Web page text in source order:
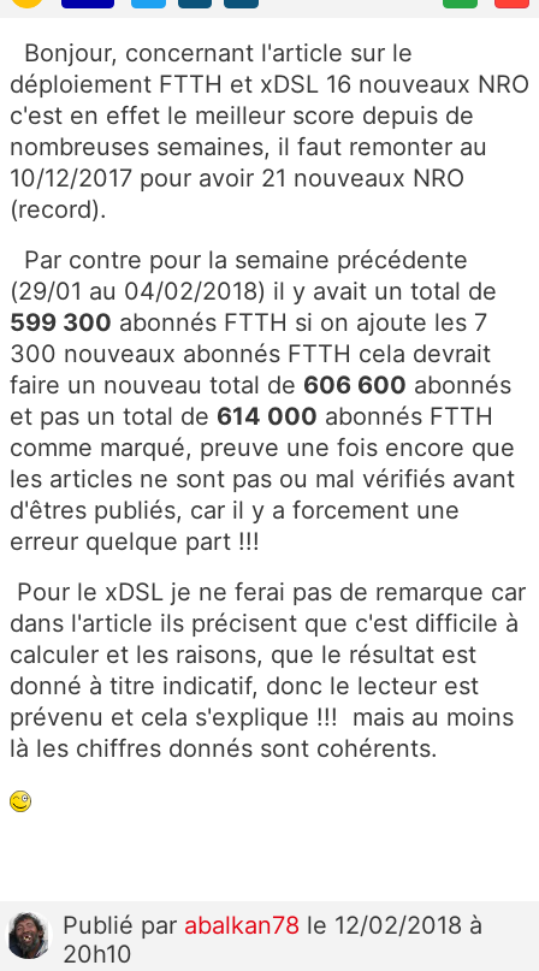
Bonjour, concernant l'article sur le
déploiement FTTH et xDSL 16 nouveaux NRO
c'est en effet le meilleur score depuis de
nombreuses semaines, il faut remonter au
10/12/2017 pour avoir 21 nouveaux NRO
(record).
Par contre pour la semaine précédente
(29/01 au 04/02/2018) il y avait un total de
599 300 abonnés FTTH si on ajoute les 7
300 nouveaux abonnés FTTH cela devrait
faire un nouveau total de 606 600 abonnés
et pas un total de 614 000 abonnés FTTH
comme marqué, preuve une fois encore que
les articles ne sont pas ou mal vérifiés avant
d'êtres publiés, car il y a forcement une
erreur quelque part !!!
Pour le xDSL je ne ferai pas de remarque car
dans l'article ils précisent que c'est difficile à
calculer et les raisons, que le résultat est
donné à titre indicatif, donc le lecteur est
prévenu et cela s'explique !!! mais au moins
là les chiffres donnés sont cohérents.
Publié par abalkan78 le 12/02/2018 à
20h10